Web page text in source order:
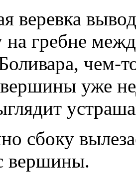
веревка
на гребне
чем-
уже
сбоку
вершины.